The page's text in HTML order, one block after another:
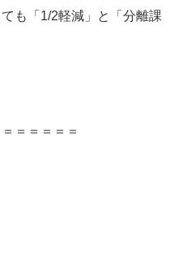
も「1/2軽減」と「分離課
＝＝＝＝＝